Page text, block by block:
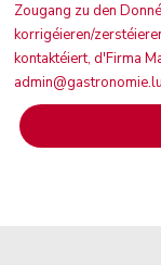
Zougang zu den
korrigéieren/
kontaktéiert, d'Firma